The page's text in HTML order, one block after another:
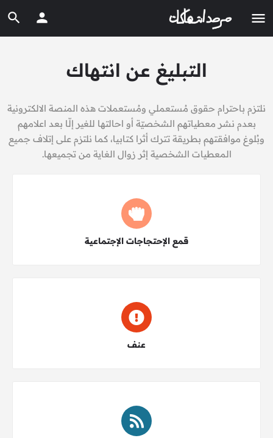
التبليغ عن انتهاك
نلتزم باحترام حقوق مُستعملي ومُستعملات هذه المنصة الالكترونية
بعدم نشر معطياتهم الشخصيّة أو احالتها للغير إلّا بعد اعلامهم
وبُلوغ موافقتهم بطريقة تترك أثرا كتابيا، كما نلتزم على إتلاف جميع
المعطيات الشخصية إثر زوال الغاية من تجميعها.
قمع الإحتجاجات الإجتماعية
اختر النوع
عنف
اختر النوع
اختر النوع